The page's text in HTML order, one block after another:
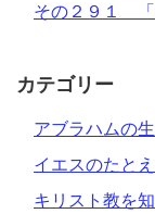
その２９１ 「
カテゴリー
アブラハムの
イエスのたとえ
キリスト教を